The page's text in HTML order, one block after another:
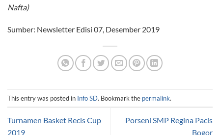
Nafta)
Sumber: Newsletter Edisi 07, Desember 2019
This entry was posted in Info SD. Bookmark the permalink.
Turnamen Basket Recis Cup
2019
Porseni SMP Regina Pacis
Bogor